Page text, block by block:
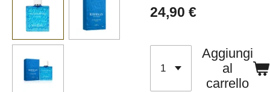
24,90 €
Aggiungi
al
carrello